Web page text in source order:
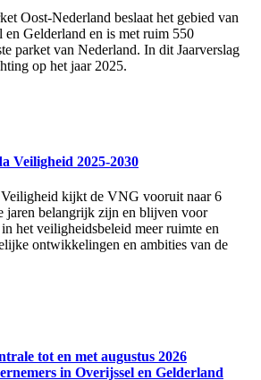
Oost-Nederland beslaat het gebied van
en Gelderland en is met ruim 550
parket van Nederland. In dit Jaarverslag
op het jaar 2025.
Veiligheid 2025-2030
Veiligheid kijkt de VNG vooruit naar 6
jaren belangrijk zijn en blijven voor
het veiligheidsbeleid meer ruimte en
ontwikkelingen en ambities van de
tot en met augustus 2026
in Overijssel en Gelderland